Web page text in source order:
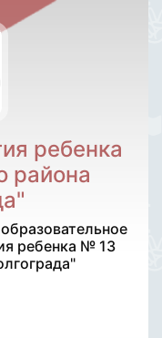
ребенка
района
ребенка № 13